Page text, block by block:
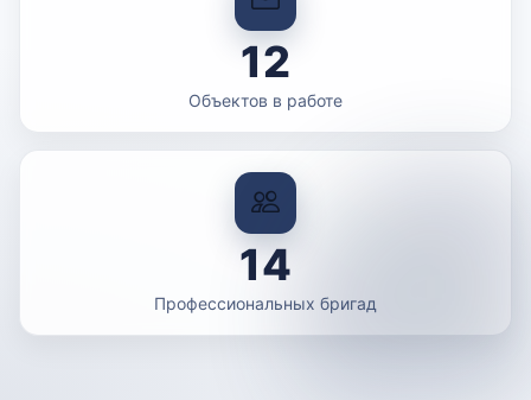
12
Объектов в работе
14
Профессиональных бригад